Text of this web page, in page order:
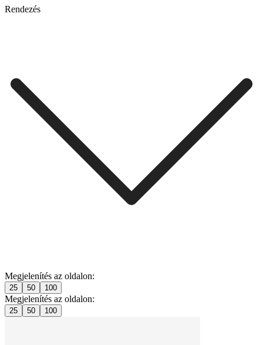
Rendezés
Megjelenítés az oldalon:
25 50 100
Megjelenítés az oldalon:
25 50 100